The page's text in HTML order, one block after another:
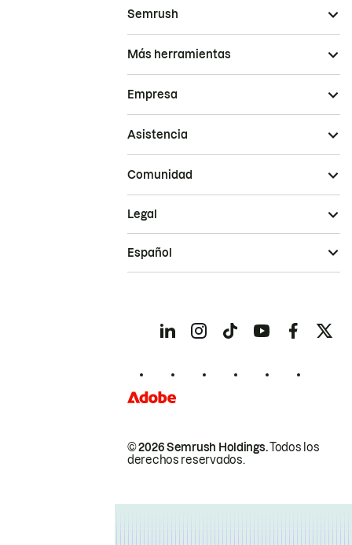
Semrush
Más herramientas
Empresa
Asistencia
Comunidad
© 2026 Semrush Holdings.Todos los
derechos reservados.
Legal
Español